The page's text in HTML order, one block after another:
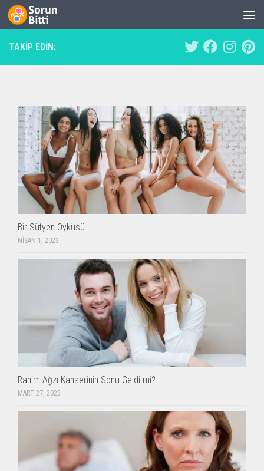
Skip to content
TAKIP EDIN:
Bir Sütyen Öyküsü
NISAN 1, 2023
Rahim Ağzı Kanserinin Sonu Geldi mi?
MART 27, 2023